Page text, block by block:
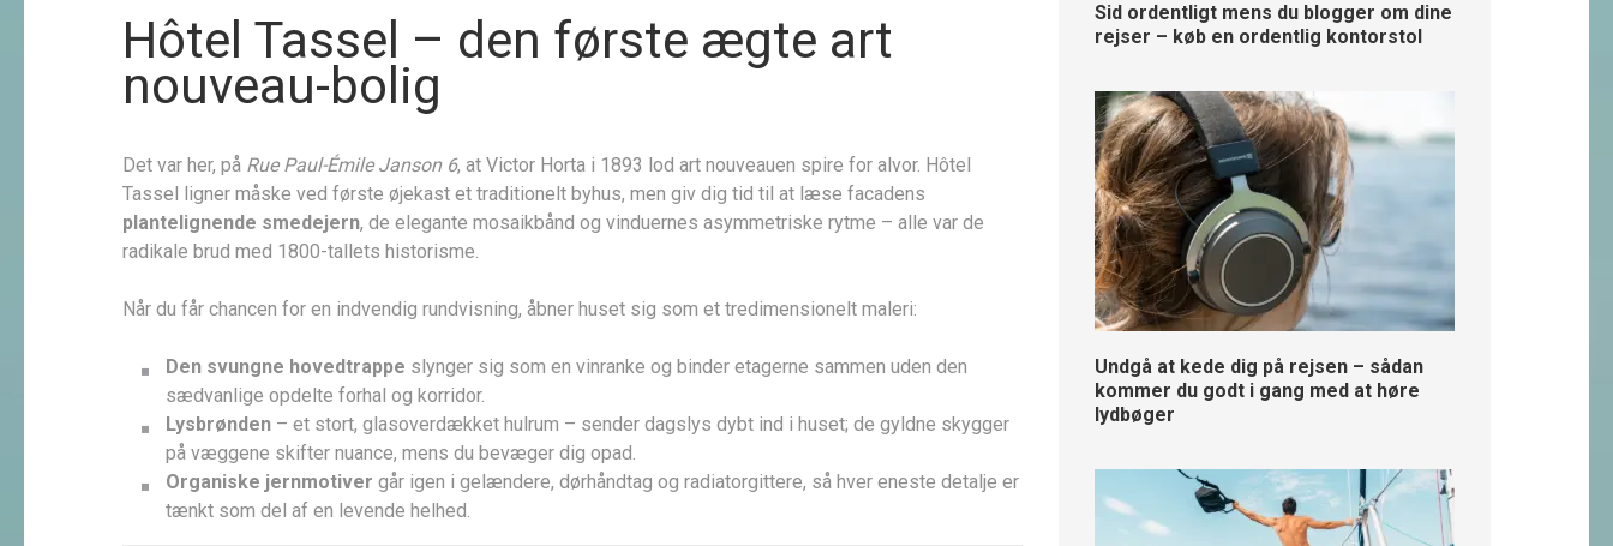
Hôtel Tassel – den første ægte art
nouveau-bolig
Det var her, på Rue Paul-Émile Janson 6, at Victor Horta i 1893 lod art nouveauen spire for alvor. Hôtel
Tassel ligner måske ved første øjekast et traditionelt byhus, men giv dig tid til at læse facadens
plantelignende smedejern, de elegante mosaikbånd og vinduernes asymmetriske rytme – alle var de
radikale brud med 1800-tallets historisme.
Når du får chancen for en indvendig rundvisning, åbner huset sig som et tredimensionelt maleri:
Den svungne hovedtrappe slynger sig som en vinranke og binder etagerne sammen uden den
sædvanlige opdelte forhal og korridor.
Lysbrønden – et stort, glasoverdækket hulrum – sender dagslys dybt ind i huset; de gyldne skygger
på væggene skifter nuance, mens du bevæger dig opad.
Organiske jernmotiver går igen i gelændere, dørhåndtag og radiatorgittere, så hver eneste detalje er
tænkt som del af en levende helhed.
Sid ordentligt mens du blogger om dine
rejser – køb en ordentlig kontorstol
Undgå at kede dig på rejsen – sådan
kommer du godt i gang med at høre
lydbøger